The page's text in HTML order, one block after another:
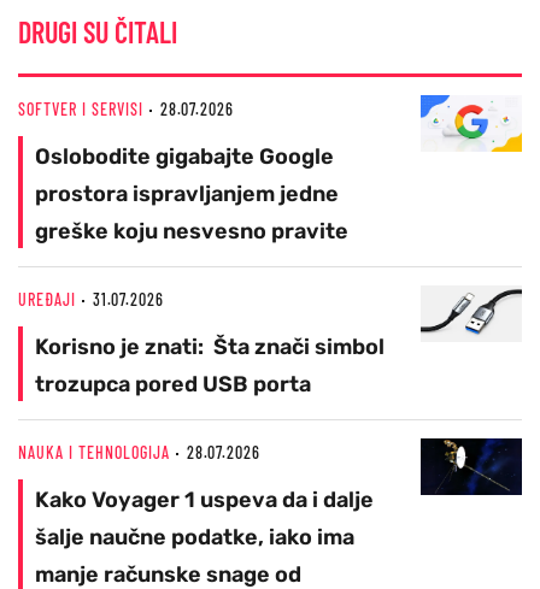
DRUGI SU ČITALI
SOFTVER I SERVISI 28.07.2026
Oslobodite gigabajte Google
prostora ispravljanjem jedne
greške koju nesvesno pravite
UREĐAJI 31.07.2026
Korisno je znati: Šta znači simbol
trozupca pored USB porta
NAUKA I TEHNOLOGIJA 28.07.2026
Kako Voyager 1 uspeva da i dalje
šalje naučne podatke, iako ima
manje računske snage od